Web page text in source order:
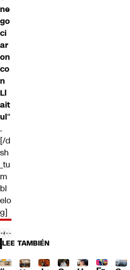
ne
go
ci
ar
on
co
n
Ll
ait
ul“
.
[/d
sh
_tu
m
bl
elo
g]
LEE TAMBIÉN